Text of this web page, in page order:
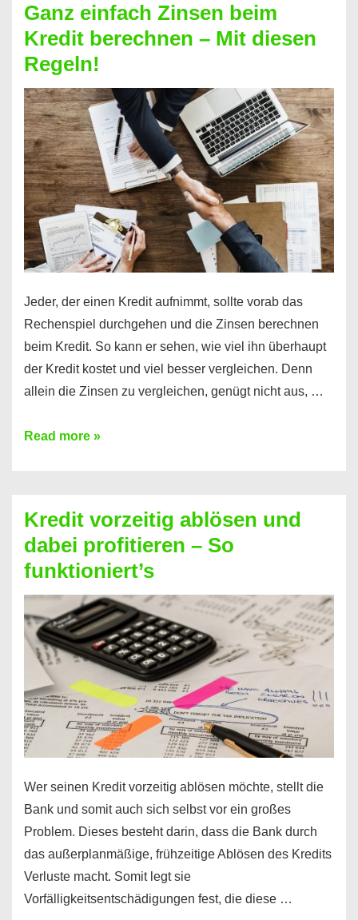
bekommen?
So
ist
es
möglich!
Ganz einfach Zinsen beim
Kredit berechnen – Mit diesen
Regeln!
Jeder, der einen Kredit aufnimmt, sollte vorab das
Rechenspiel durchgehen und die Zinsen berechnen
beim Kredit. So kann er sehen, wie viel ihn überhaupt
der Kredit kostet und viel besser vergleichen. Denn
allein die Zinsen zu vergleichen, genügt nicht aus, …
Ganz
Kredit
berechnen
–
Mit
diesen
Regeln!
Read more »
Kredit vorzeitig ablösen und
dabei profitieren – So
funktioniert’s
Wer seinen Kredit vorzeitig ablösen möchte, stellt die
Bank und somit auch sich selbst vor ein großes
Problem. Dieses besteht darin, dass die Bank durch
das außerplanmäßige, frühzeitige Ablösen des Kredits
Verluste macht. Somit legt sie
Vorfälligkeitsentschädigungen fest, die diese …